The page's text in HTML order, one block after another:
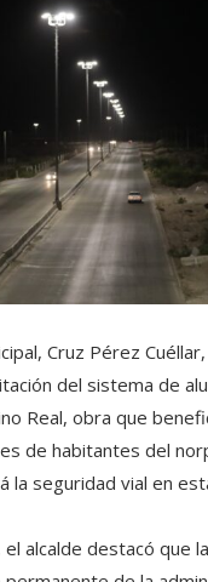
Cruz Pérez
del sistema de
Real, obra que
de habitantes del
la seguridad vial en
alcalde destacó que